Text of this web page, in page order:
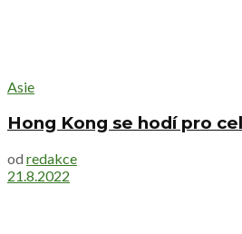
Asie
Hong Kong se hodí pro
od redakce
21.8.2022